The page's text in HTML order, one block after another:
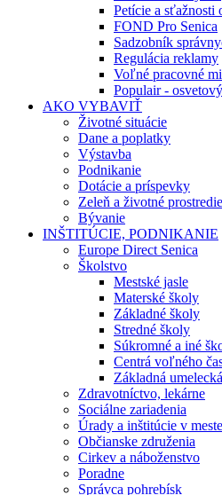
Petície a sťažnosti
FOND Pro Senica
Sadzobník
Regulácia reklamy
Voľné pracovné
Populair -
AKO VYBAVIŤ
Životné situácie
Dane a poplatky
Výstavba
Podnikanie
Dotácie a príspevky
Zeleň a životné prostredie
Bývanie
INŠTITÚCIE, PODNIKANIE
Europe Direct Senica
Školstvo
Mestské jasle
Materské školy
Základné školy
Stredné školy
Súkromné a iné
Centrá voľného
Základná
Zdravotníctvo, lekárne
Sociálne zariadenia
Úrady a inštitúcie v meste
Občianske združenia
Cirkev a náboženstvo
Poradne
Správca pohrebísk